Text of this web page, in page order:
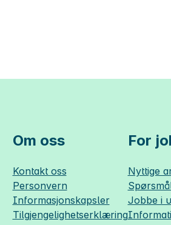
Om oss
Kontakt oss
Personvern
Informasjonskapsler
Tilgjengelighetserklæring
For
Nyttige
Jobbe i